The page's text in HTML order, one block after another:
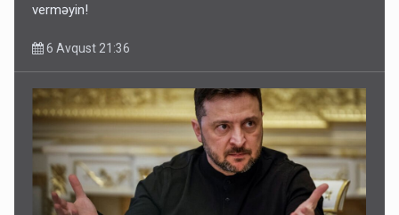
verməyin!
6 Avqust 21:36